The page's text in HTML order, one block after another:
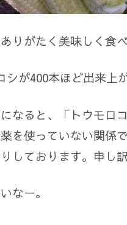
りがたく美味しく食
が400本ほど出来上
なると、「トウモロ
を使っていない関係
しております。申し訳
なー。